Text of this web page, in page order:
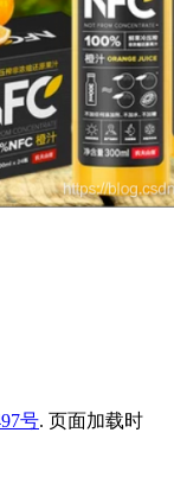
号. 页面加载时